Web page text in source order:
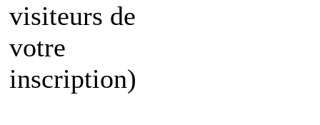
visiteurs de
votre
inscription)